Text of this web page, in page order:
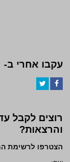
עקבו אחרי ב-
רוצים לקבל
והרצאות?
הצטרפו לרשימת